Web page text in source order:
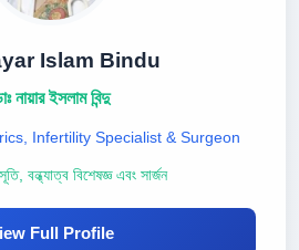
Islam Bindu
নায়ার ইসলাম বিন্দু
Infertility Specialist & Surgeon
বন্ধ্যাত্ব বিশেষজ্ঞ এবং সার্জন
Full Profile